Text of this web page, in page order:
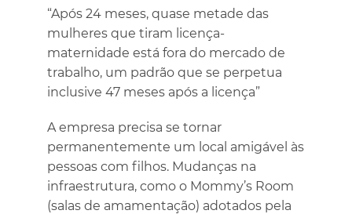
“Após 24 meses, quase metade das
mulheres que tiram licença-
maternidade está fora do mercado de
trabalho, um padrão que se perpetua
inclusive 47 meses após a licença”
A empresa precisa se tornar
permanentemente um local amigável às
pessoas com filhos. Mudanças na
infraestrutura, como o Mommy’s Room
(salas de amamentação) adotados pela